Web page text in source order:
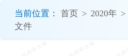
当前位置： 首页 > 2020年 >
文件
加